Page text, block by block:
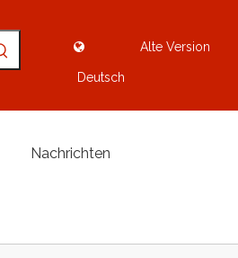
Deutsch
Alte Version
Nachrichten